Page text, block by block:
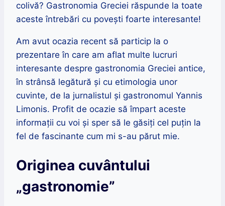
colivă? Gastronomia Greciei răspunde la toate
aceste întrebări cu povești foarte interesante!
Am avut ocazia recent să particip la o
prezentare în care am aflat multe lucruri
interesante despre gastronomia Greciei antice,
în strânsă legătură și cu etimologia unor
cuvinte, de la jurnalistul și gastronomul Yannis
Limonis. Profit de ocazie să împart aceste
informații cu voi și sper să le găsiți cel puțin la
fel de fascinante cum mi s-au părut mie.
Originea cuvântului
„gastronomie”